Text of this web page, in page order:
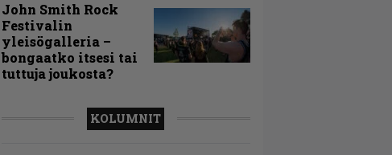
John Smith Rock
Festivalin
yleisögalleria –
bongaatko itsesi tai
tuttuja joukosta?
KOLUMNIT